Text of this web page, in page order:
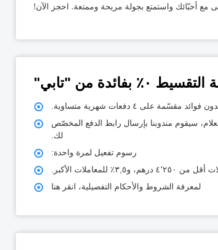
مع أحبّائك واستمتع بجولة مريحة وممتعة. احجز الآن!
٠٪ بفائدة من "تابي"
على ٤ دفعات شهرية متساوية.
سيقوم مندوبنا بإرسال رابط الدفع المخصّص
لك.
رسوم تفعيل لمرة واحدة:
لمعرفة الشروط والأحكام التفصيلية، انقر هنا